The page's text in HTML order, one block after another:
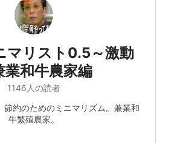
マリスト0.5～激動
業和牛農家編
1146人の読者
節約のためのミニマリズム。兼業和
牛繁殖農家。